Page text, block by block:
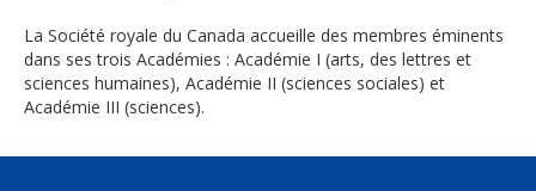
La Société royale du Canada accueille des membres éminents
dans ses trois Académies : Académie I (arts, des lettres et
sciences humaines), Académie II (sciences sociales) et
Académie III (sciences).